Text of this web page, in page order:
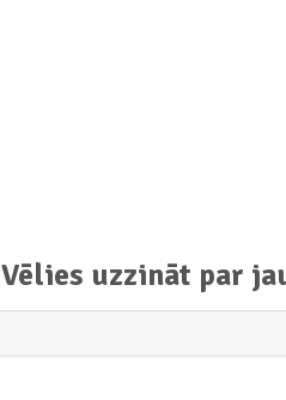
Vēlies uzzināt par